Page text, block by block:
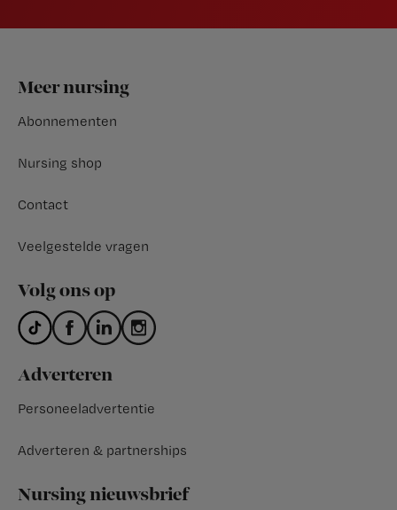
Footer
Meer nursing
Abonnementen
Nursing shop
Contact
Veelgestelde vragen
Volg ons op
Adverteren
Personeeladvertentie
Adverteren & partnerships
Nursing nieuwsbrief